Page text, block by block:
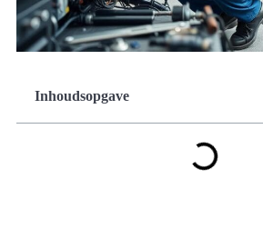
Inhoudsopgave